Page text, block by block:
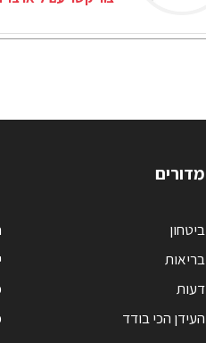
מדורים
ביטחון
בריאות
דעות
העידן הכי בודד